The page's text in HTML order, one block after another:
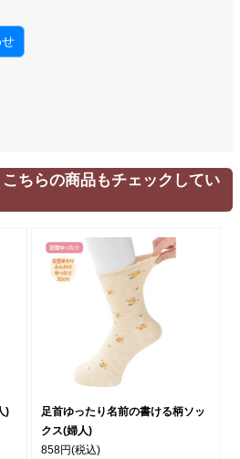
ちらの商品もチェックしてい
)
足首ゆったり名前の書ける柄ソッ
クス(婦人)
858円(税込)